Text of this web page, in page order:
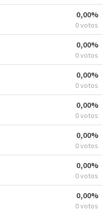
0,00%
0 votos
0,00%
0 votos
0,00%
0 votos
0,00%
0 votos
0,00%
0 votos
0,00%
0 votos
0,00%
0 votos